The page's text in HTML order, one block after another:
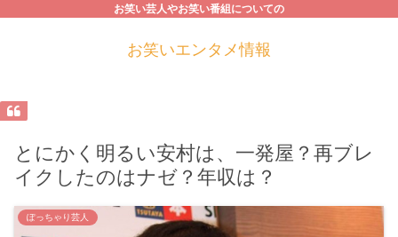
お笑い芸人やお笑い番組についての
お笑いエンタメ情報
とにかく明るい安村は、一発屋？再ブレ
イクしたのはナゼ？年収は？
ぽっちゃり芸人